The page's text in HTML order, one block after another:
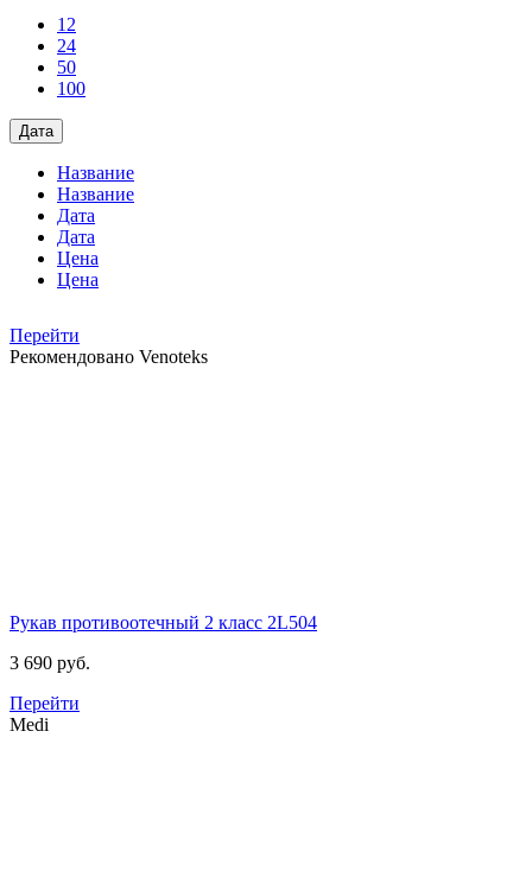
12
24
50
100
Дата
Название
Название
Дата
Дата
Цена
Цена
Перейти
Рекомендовано Venoteks
Рукав противоотечный 2 класс 2L504
3 690 руб.
Перейти
Medi